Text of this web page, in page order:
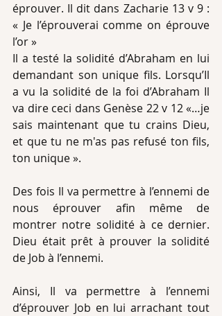
éprouver. Il dit dans Zacharie 13 v 9 :
« Je l’éprouverai comme on éprouve
l’or »
Il a testé la solidité d’Abraham en lui
demandant son unique fils. Lorsqu’Il
a vu la solidité de la foi d’Abraham Il
va dire ceci dans Genèse 22 v 12 «…je
sais maintenant que tu crains Dieu,
et que tu ne m'as pas refusé ton fils,
ton unique ».
Des fois Il va permettre à l’ennemi de
nous éprouver afin même de
montrer notre solidité à ce dernier.
Dieu était prêt à prouver la solidité
de Job à l’ennemi.
Ainsi, Il va permettre à l’ennemi
d’éprouver Job en lui arrachant tout